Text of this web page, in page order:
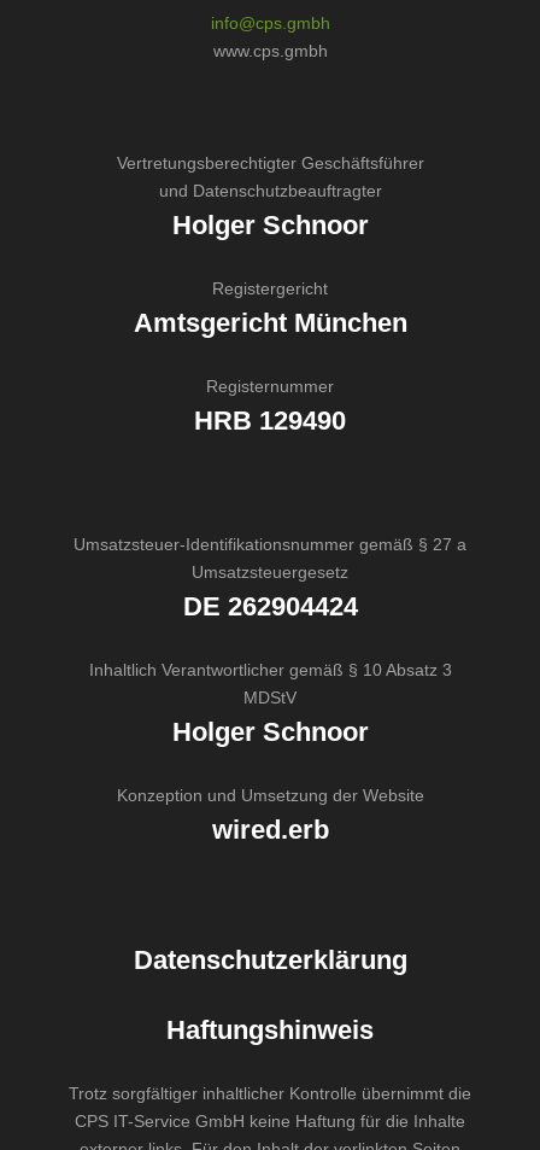
info@cps.gmbh
www.cps.gmbh
Vertretungsberechtigter Geschäftsführer
und Datenschutzbeauftragter
Holger Schnoor
Registergericht
Amtsgericht München
Registernummer
HRB 129490
Umsatzsteuer-Identifikationsnummer gemäß § 27 a
Umsatzsteuergesetz
DE 262904424
Inhaltlich Verantwortlicher gemäß § 10 Absatz 3
MDStV
Holger Schnoor
Konzeption und Umsetzung der Website
wired.erb
Datenschutzerklärung
Haftungshinweis
Trotz sorgfältiger inhaltlicher Kontrolle übernimmt die
CPS IT-Service GmbH keine Haftung für die Inhalte